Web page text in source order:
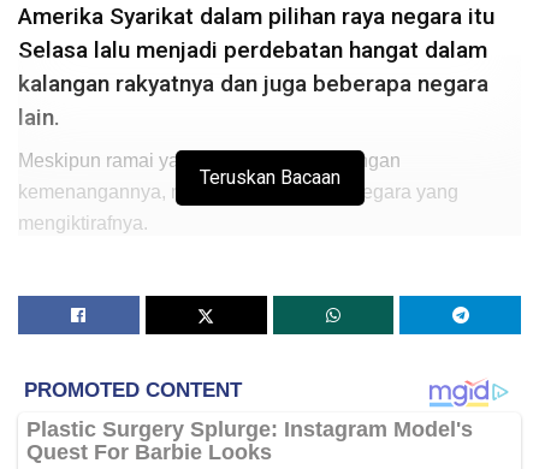
Amerika Syarikat dalam pilihan raya negara itu
Selasa lalu menjadi perdebatan hangat dalam
kalangan rakyatnya dan juga beberapa negara
lain.
Meskipun ramai yang tidak bersetuju dengan
kemenangannya, namun terdapat juga negara yang
mengiktirafnya.
Vladimir Putin mengucapkan tahniah kepada Trump atas
kemenangannya menerusi aplikasi Telegram.
Malah bukan itu sahaja, rangkaian makanan segera
terkenal Burger King cawangan Rusia turut mengeluarkan
menu baharu bersempena kemenangan Trump dinamakan
Teruskan Bacaan